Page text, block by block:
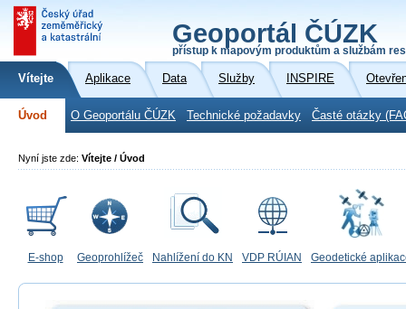
Geoportál ČÚZK
přístup k mapovým produktům a službám
Vítejte Aplikace Data Služby INSPIRE
Úvod O Geoportálu ČÚZK Technické požadavky Časté otázky
Nyní jste zde: Vítejte / Úvod
E-shop Geoprohlížeč Nahlížení do KN VDP RÚIAN Geodetické